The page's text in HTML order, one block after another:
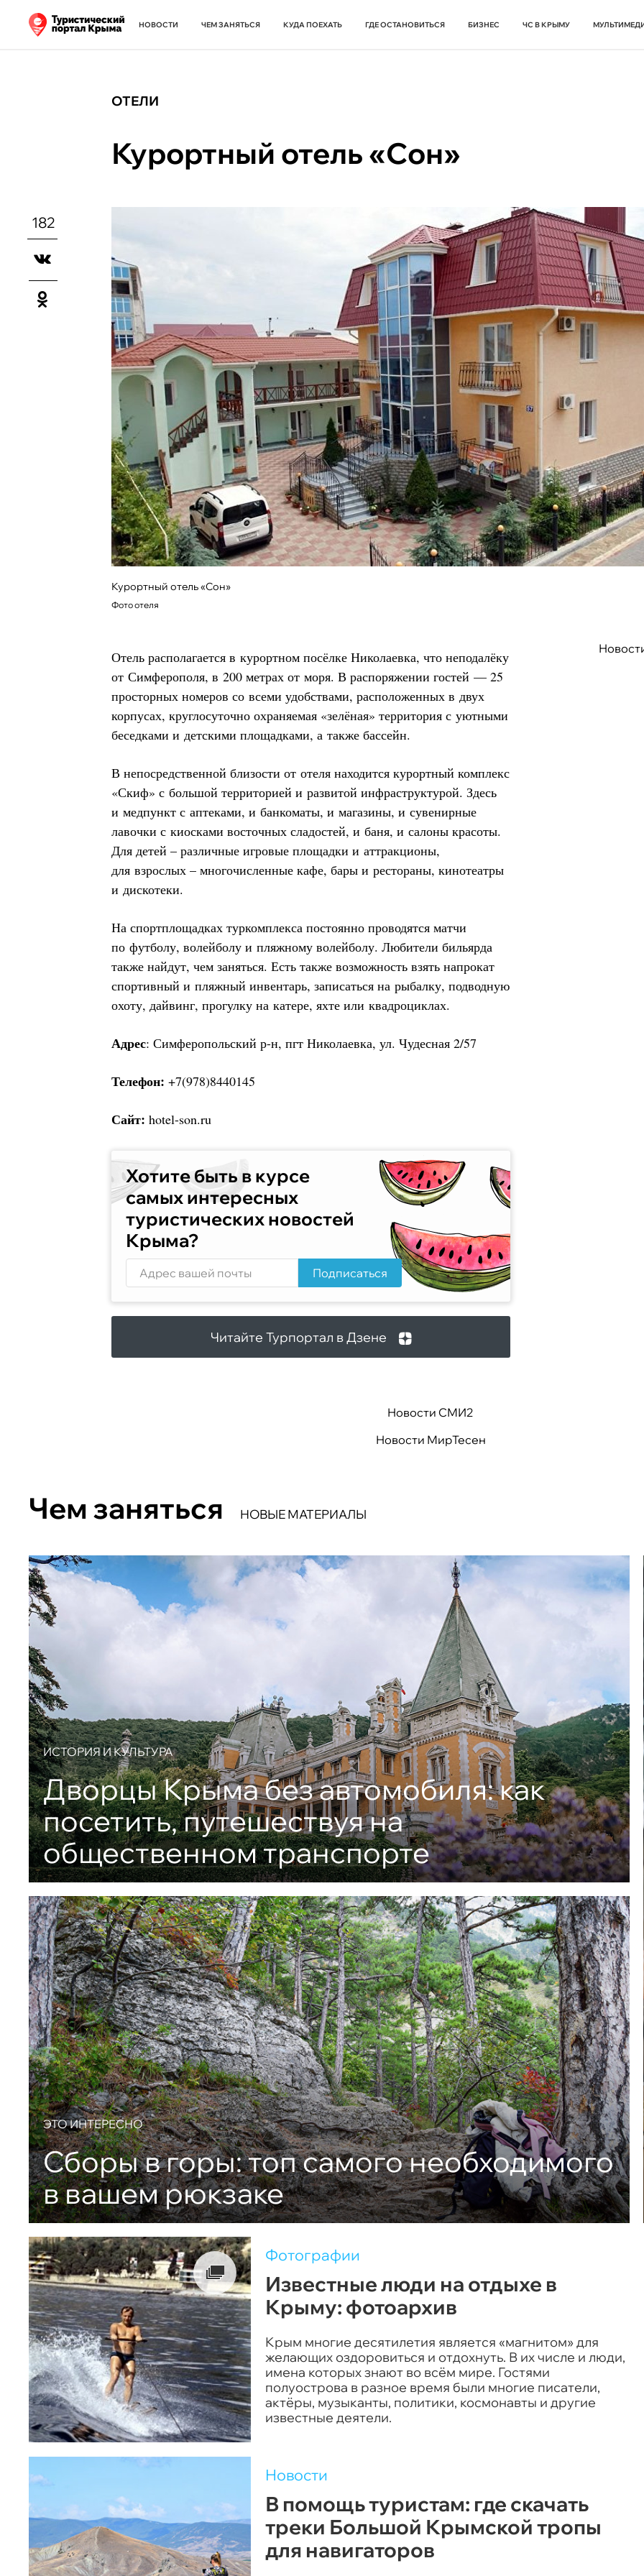
НОВОСТИ ЧЕМ ЗАНЯТЬСЯ КУДА ПОЕХАТЬ ГДЕ ОСТАНОВИТЬСЯ БИЗНЕС ЧС В КРЫМУ
ОТЕЛИ
Курортный отель «Сон»
182
Курортный отель «Сон»
Фото отеля
Отель располагается в курортном посёлке Николаевка, что неподалёку
от Симферополя, в 200 метрах от моря. В распоряжении гостей — 25
просторных номеров со всеми удобствами, расположенных в двух
корпусах, круглосуточно охраняемая «зелёная» территория с уютными
беседками и детскими площадками, а также бассейн.
В непосредственной близости от отеля находится курортный комплекс
«Скиф» с большой территорией и развитой инфраструктурой. Здесь
и медпункт с аптеками, и банкоматы, и магазины, и сувенирные
лавочки с киосками восточных сладостей, и баня, и салоны красоты.
Для детей – различные игровые площадки и аттракционы,
для взрослых – многочисленные кафе, бары и рестораны, кинотеатры
и дискотеки.
На спортплощадках туркомплекса постоянно проводятся матчи
по футболу, волейболу и пляжному волейболу. Любители бильярда
также найдут, чем заняться. Есть также возможность взять напрокат
спортивный и пляжный инвентарь, записаться на рыбалку, подводную
охоту, дайвинг, прогулку на катере, яхте или квадроциклах.
Адрес: Симферопольский р-н, пгт Николаевка, ул. Чудесная 2/57
Телефон: +7(978)8440145
Сайт: hotel-son.ru
Хотите быть в курсе
самых интересных
туристических новостей
Крыма?
Подписаться
Читайте Турпортал в Дзене
Новости СМИ2
Новости МирТесен
Чем заняться НОВЫЕ МАТЕРИАЛЫ
ИСТОРИЯ И КУЛЬТУРА
Дворцы Крыма без автомобиля: как
посетить, путешествуя на
общественном транспорте
ЭТО ИНТЕРЕСНО
Сборы в горы: топ самого необходимого
в вашем рюкзаке
Фотографии
Известные люди на отдыхе в
Крыму: фотоархив
Крым многие десятилетия является «магнитом» для
желающих оздоровиться и отдохнуть. В их числе и люди,
имена которых знают во всём мире. Гостями
полуострова в разное время были многие писатели,
актёры, музыканты, политики, космонавты и другие
известные деятели.
Новости
В помощь туристам: где скачать
треки Большой Крымской тропы
для навигаторов